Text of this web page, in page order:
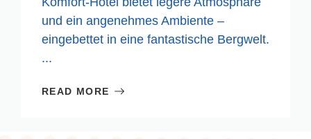
und ein angenehmes Ambiente –
eingebettet in eine fantastische Bergwelt.
...
READ MORE